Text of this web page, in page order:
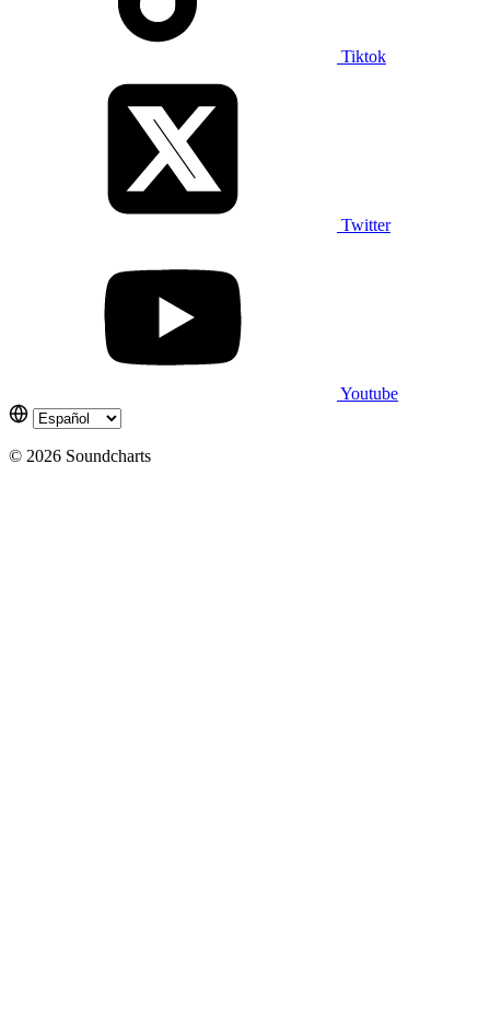
Tiktok
Twitter
Youtube
© 2026 Soundcharts